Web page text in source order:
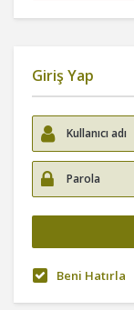
Giriş Yap
Beni Hatırla